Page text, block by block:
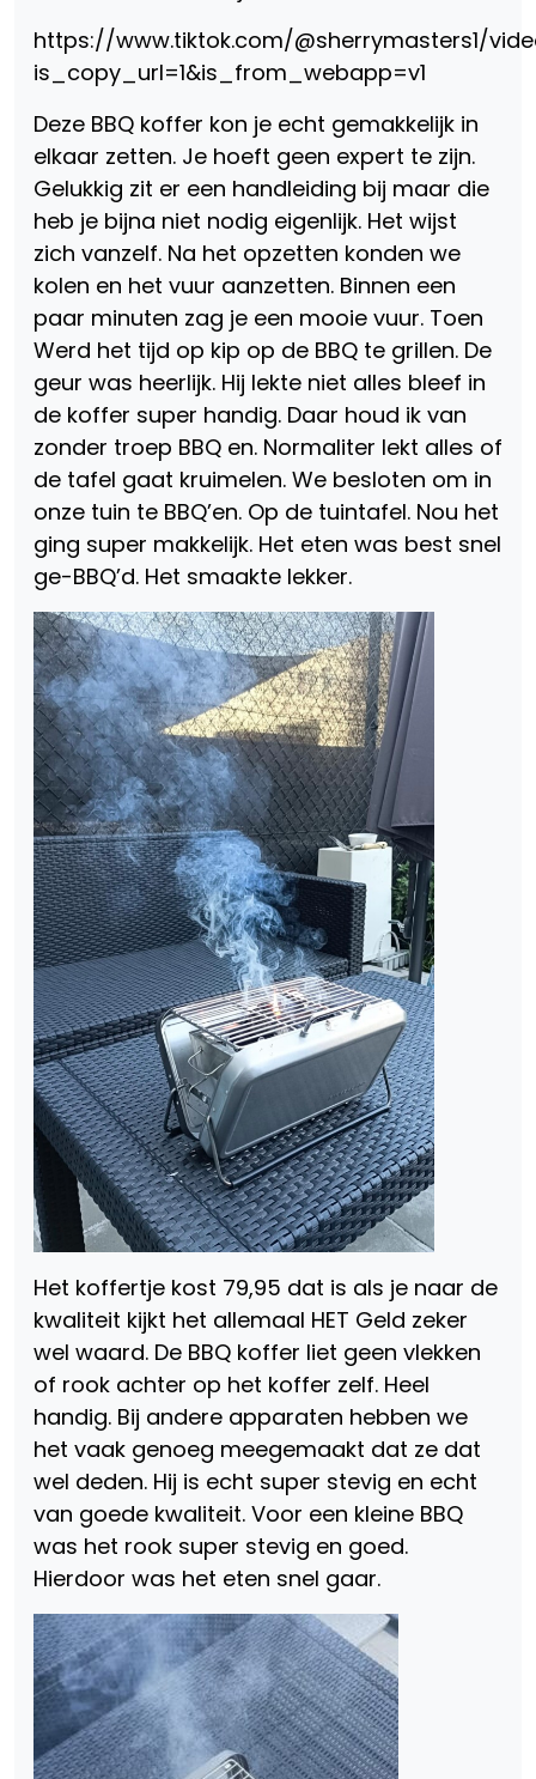
https://www.tiktok.com/@sherrymasters1/
is_copy_url=1&is_from_webapp=v1
Deze BBQ koffer kon je echt gemakkelijk in
elkaar zetten. Je hoeft geen expert te zijn.
Gelukkig zit er een handleiding bij maar die
heb je bijna niet nodig eigenlijk. Het wijst
zich vanzelf. Na het opzetten konden we
kolen en het vuur aanzetten. Binnen een
paar minuten zag je een mooie vuur. Toen
Werd het tijd op kip op de BBQ te grillen. De
geur was heerlijk. Hij lekte niet alles bleef in
de koffer super handig. Daar houd ik van
zonder troep BBQ en. Normaliter lekt alles of
de tafel gaat kruimelen. We besloten om in
onze tuin te BBQ’en. Op de tuintafel. Nou het
ging super makkelijk. Het eten was best snel
ge-BBQ’d. Het smaakte lekker.
Het koffertje kost 79,95 dat is als je naar de
kwaliteit kijkt het allemaal HET Geld zeker
wel waard. De BBQ koffer liet geen vlekken
of rook achter op het koffer zelf. Heel
handig. Bij andere apparaten hebben we
het vaak genoeg meegemaakt dat ze dat
wel deden. Hij is echt super stevig en echt
van goede kwaliteit. Voor een kleine BBQ
was het rook super stevig en goed.
Hierdoor was het eten snel gaar.